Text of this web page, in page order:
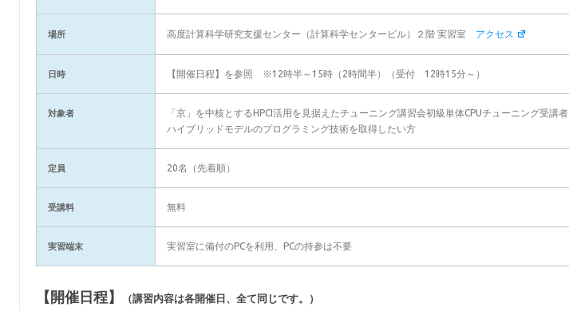
場所 高度計算科学研究支援センター（計算科学センタービル）２階 実習室 アクセス
日時 【開催日程】を参照 ※12時半～15時（2時間半）（受付 12時15分～）
対象者
「京」を中核とするHPCI活用を見据えたチューニング講習会初級単体CPUチューニング受講者
ハイブリッドモデルのプログラミング技術を取得したい方
定員 20名（先着順）
受講料 無料
実習端末 実習室に備付のPCを利用、PCの持参は不要
【開催日程】 （講習内容は各開催日、全て同じです。）